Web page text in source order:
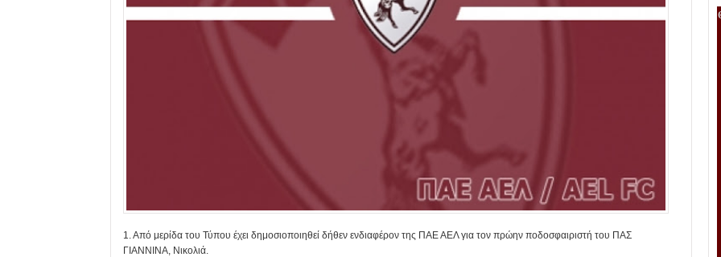
1. Από μερίδα του Τύπου έχει δημοσιοποιηθεί δήθεν ενδιαφέρον της ΠΑΕ ΑΕΛ για τον πρώην ποδοσφαιριστή του ΠΑΣ
ΓΙΑΝΝΙΝΑ, Νικολιά.